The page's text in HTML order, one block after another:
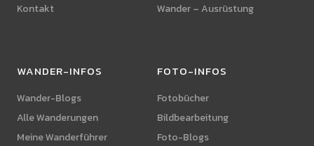
Kontakt
Wander – Ausrüstung
WANDER-INFOS
Wander-Blogs
Alle Wanderungen
Meine Wanderführer
FOTO-INFOS
Fotobücher
Bildbearbeitung
Foto-Blogs